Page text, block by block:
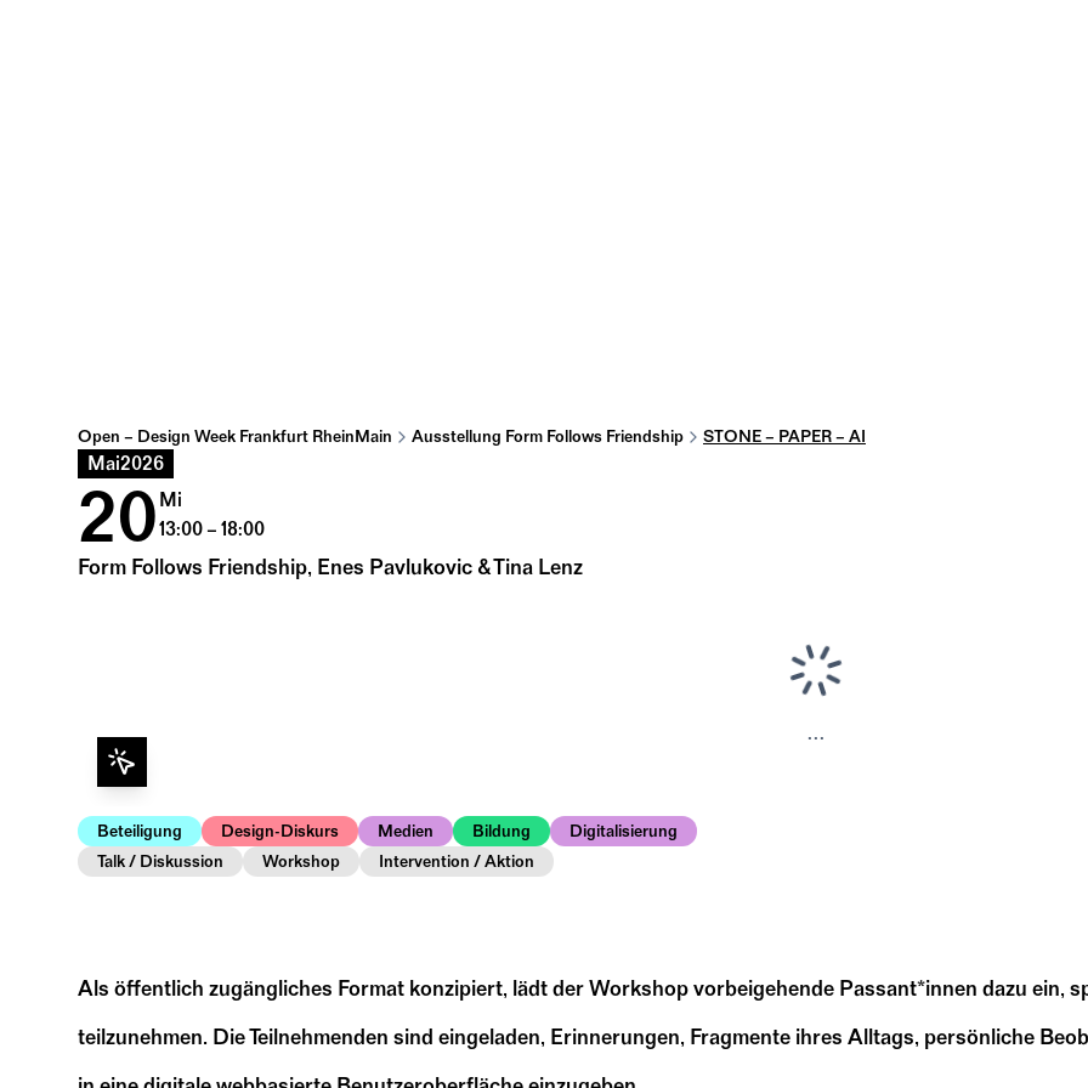
Open – Design Week Frankfurt RheinMain Ausstellung Form Follows Friendship STONE – PAPER – AI
Mai2026
20 Mi
13:00 – 18:00
Form Follows Friendship, Enes Pavlukovic & Tina Lenz
...
Beteiligung Design-Diskurs Medien Bildung
Digitalisierung
Talk / Diskussion
Workshop Intervention / Aktion
Als öffentlich zugängliches Format konzipiert, lädt der Workshop vorbeigehende Passant*innen dazu ein,
teilzunehmen. Die Teilnehmenden sind eingeladen, Erinnerungen, Fragmente ihres Alltags, persönliche